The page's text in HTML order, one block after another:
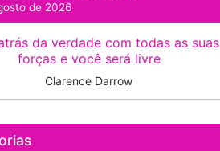
de 2026
da verdade com todas as suas
forças e você será livre
Clarence Darrow